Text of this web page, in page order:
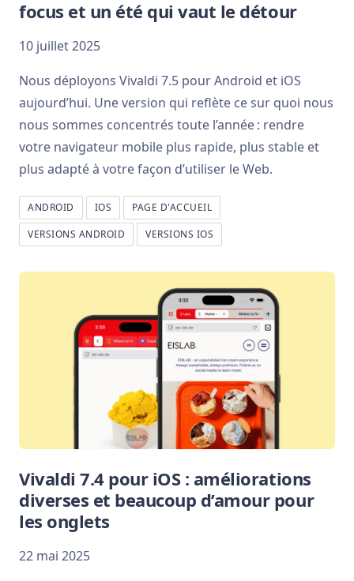
focus et un été qui vaut le détour
10 juillet 2025
Nous déployons Vivaldi 7.5 pour Android et iOS
aujourd’hui. Une version qui reflète ce sur quoi nous
nous sommes concentrés toute l’année : rendre
votre navigateur mobile plus rapide, plus stable et
plus adapté à votre façon d’utiliser le Web.
ANDROID IOS
PAGE D'ACCUEIL
VERSIONS ANDROID
VERSIONS IOS
Vivaldi 7.4 pour iOS : améliorations
diverses et beaucoup d’amour pour
les onglets
22 mai 2025